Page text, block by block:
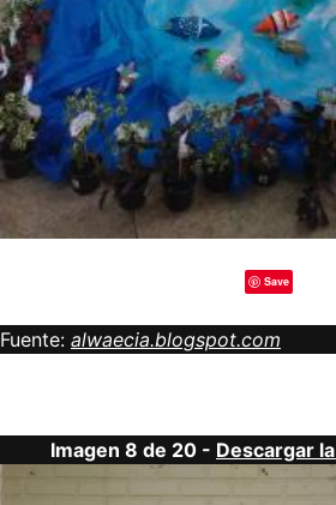
Save
Fuente: alwaecia.blogspot.com
Imagen 8 de 20 - Descargar